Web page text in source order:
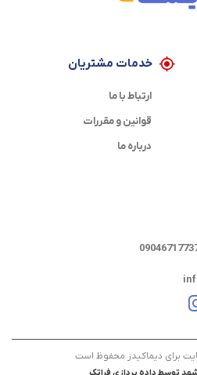
خدمات مشتریان
ارتباط با ما
قوانین و مقررات
درباره ما
برای دیماکیدز محفوظ است
توسط داده پردازی فراتک